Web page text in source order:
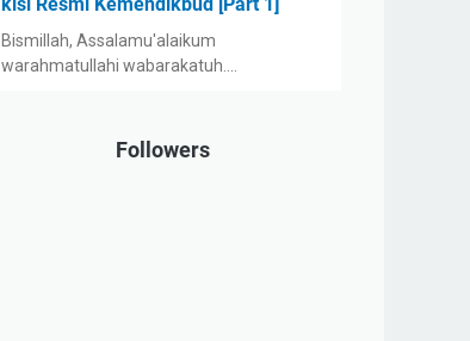
Bismillah, Assalamu'alaikum
warahmatullahi wabarakatuh.…
Followers